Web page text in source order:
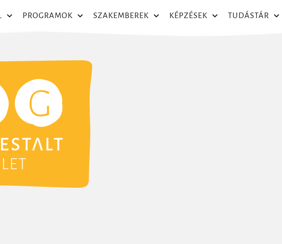
PROGRAMOK SZAKEMBEREK KÉPZÉSEK TUDÁSTÁR